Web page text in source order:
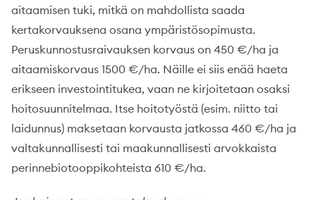
aitaamisen tuki, mitkä on mahdollista saada
kertakorvauksena osana ympäristösopimusta.
Peruskunnostusraivauksen korvaus on 450 €/ha ja
aitaamiskorvaus 1500 €/ha. Näille ei siis enää haeta
erikseen investointitukea, vaan ne kirjoitetaan osaksi
hoitosuunnitelmaa. Itse hoitotyöstä (esim. niitto tai
laidunnus) maksetaan korvausta jatkossa 460 €/ha ja
valtakunnallisesti tai maakunnallisesti arvokkaista
perinnebiotooppikohteista 610 €/ha.